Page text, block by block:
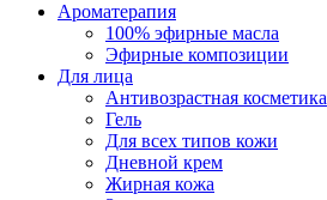
Ароматерапия
100% эфирные масла
Эфирные композиции
Для лица
Антивозрастная косметика
Гель
Для всех типов кожи
Дневной крем
Жирная кожа